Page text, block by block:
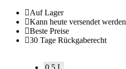
Auf Lager
Kann heute versendet werden
Beste Preise
30 Tage Rückgaberecht
0,5 L